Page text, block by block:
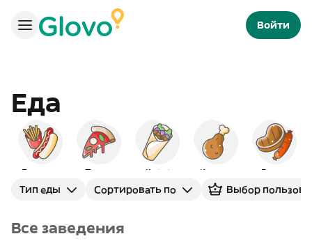
Войти
Еда
Быстрое Пицца Кебаб Курица Гриль
Тип еды Сортировать по Выбор
Все заведения